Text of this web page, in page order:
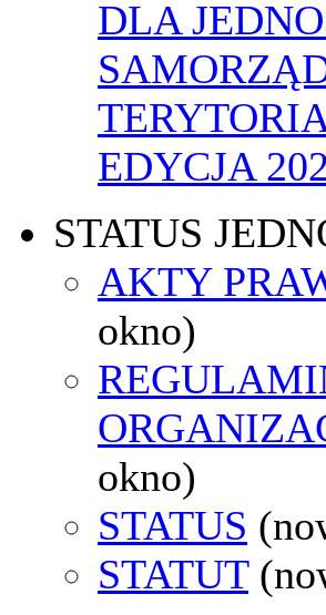
DLA
EDYCJA
STATUS
AKTY
okno)
okno)
STATUS
STATUT